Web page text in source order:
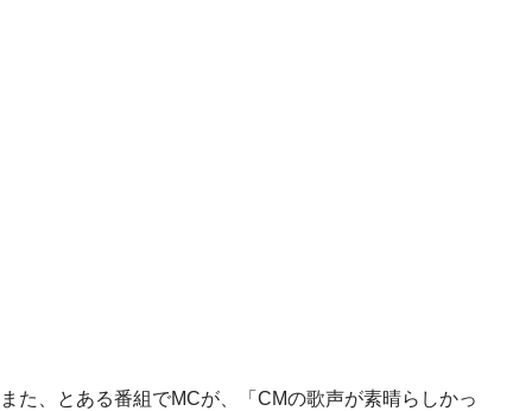
また、とある番組でMCが、「CMの歌声が素晴らしかっ